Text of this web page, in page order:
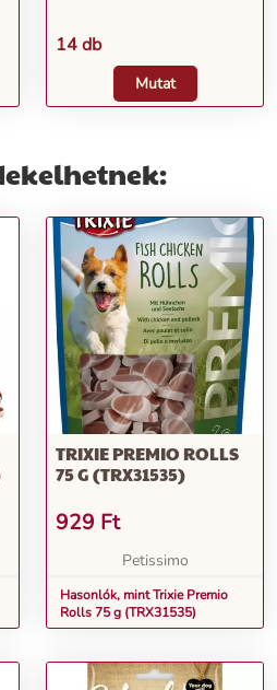
14 db
Mutat
TRIXIE PREMIO ROLLS
75 G (TRX31535)
929 Ft
Petissimo
Hasonlók, mint Trixie Premio
Rolls 75 g (TRX31535)